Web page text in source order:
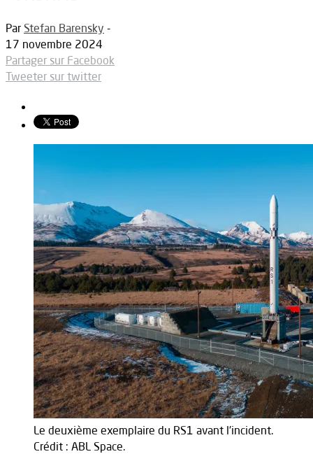
Par Stefan Barensky -
17 novembre 2024
Partager sur Facebook
Tweeter sur twitter
Le deuxième exemplaire du RS1 avant l'incident.
Crédit : ABL Space.